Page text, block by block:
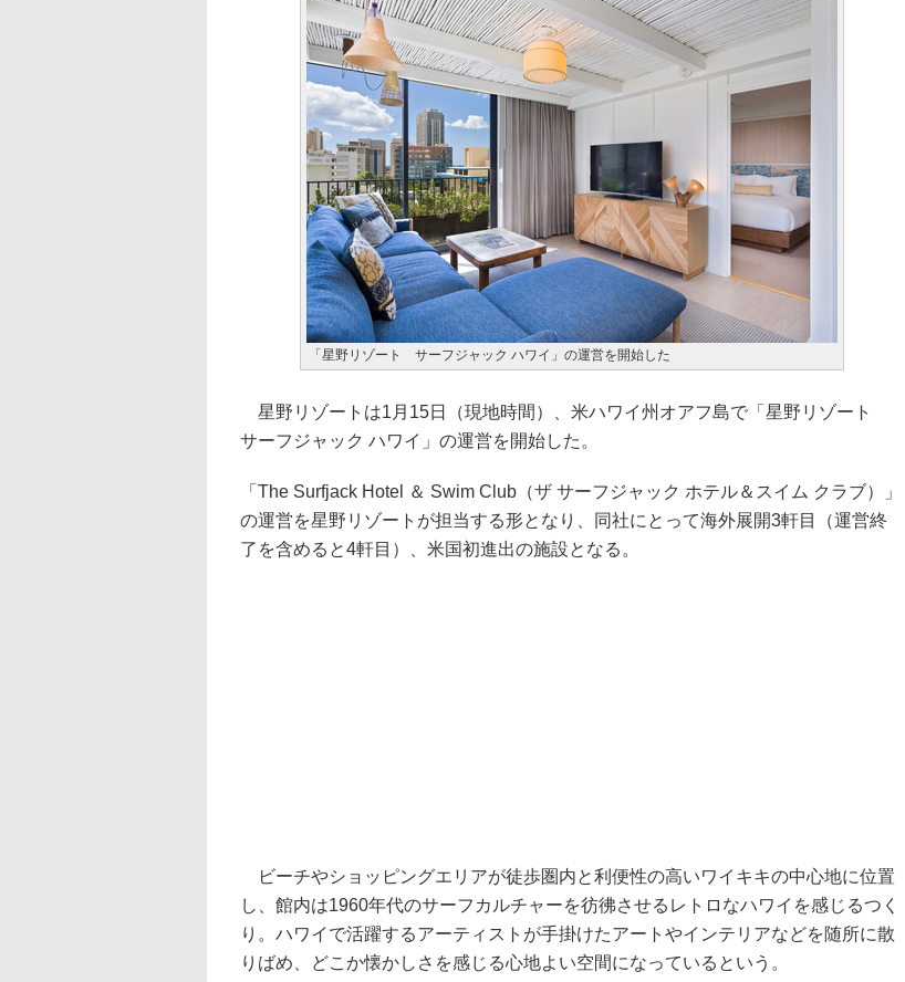
「星野リゾート サーフジャック ハワイ」の運営を開始した
星野リゾートは1月15日（現地時間）、米ハワイ州オアフ島で「星野リゾート
サーフジャック ハワイ」の運営を開始した。
「The Surfjack Hotel ＆ Swim Club（ザ サーフジャック ホテル＆スイム クラブ）」
の運営を星野リゾートが担当する形となり、同社にとって海外展開3軒目（運営終
了を含めると4軒目）、米国初進出の施設となる。
ビーチやショッピングエリアが徒歩圏内と利便性の高いワイキキの中心地に位置
し、館内は1960年代のサーフカルチャーを彷彿させるレトロなハワイを感じるつく
り。ハワイで活躍するアーティストが手掛けたアートやインテリアなどを随所に散
りばめ、どこか懐かしさを感じる心地よい空間になっているという。